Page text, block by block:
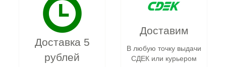
Доставка 5
рублей
Доставим
В любую точку выдачи
СДЕК или курьером